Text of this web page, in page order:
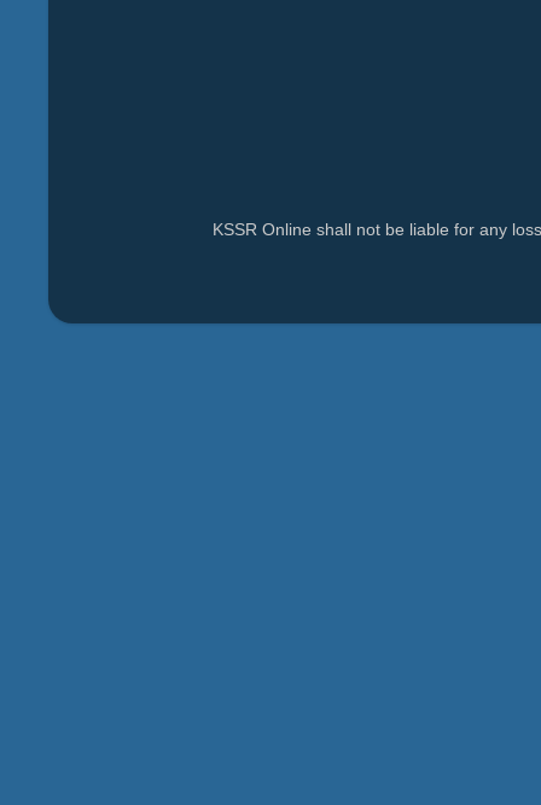
KSSR Online shall not be liable for any